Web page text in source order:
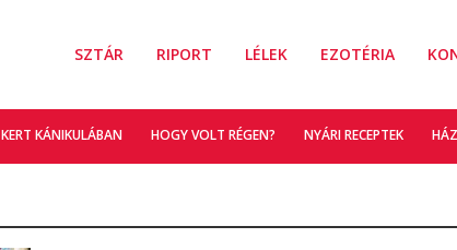
SZTÁR RIPORT LÉLEK EZOTÉRIA
KERT KÁNIKULÁBAN HOGY VOLT RÉGEN? NYÁRI RECEPTEK